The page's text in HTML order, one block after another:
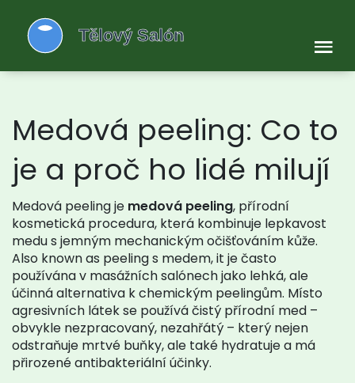
Medová peeling: Co to
je a proč ho lidé milují
Medová peeling je medová peeling, přírodní
kosmetická procedura, která kombinuje lepkavost
medu s jemným mechanickým očišťováním kůže.
Also known as peeling s medem, it je často
používána v masážních salónech jako lehká, ale
účinná alternativa k chemickým peelingům. Místo
agresivních látek se používá čistý přírodní med –
obvykle nezpracovaný, nezahřátý – který nejen
odstraňuje mrtvé buňky, ale také hydratuje a má
přirozené antibakteriální účinky.